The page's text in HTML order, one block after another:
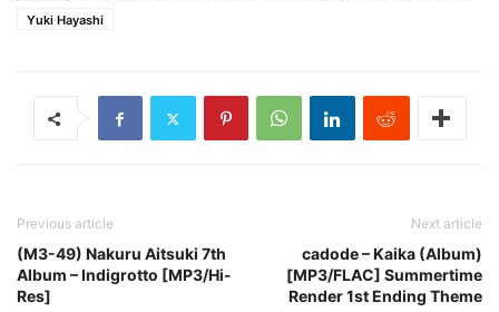
Yuki Hayashi
Previous article
(M3-49) Nakuru Aitsuki 7th
Album – Indigrotto [MP3/Hi-
Res]
Next article
cadode – Kaika (Album)
[MP3/FLAC] Summertime
Render 1st Ending Theme